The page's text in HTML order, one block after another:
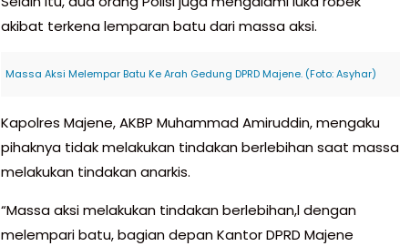
akibat terkena lemparan batu dari massa aksi.
Massa Aksi Melempar Batu Ke Arah Gedung DPRD Majene. (Foto: Asyhar)
Kapolres Majene, AKBP Muhammad Amiruddin, mengaku
pihaknya tidak melakukan tindakan berlebihan saat massa
melakukan tindakan anarkis.
“Massa aksi melakukan tindakan berlebihan,l dengan
melempari batu, bagian depan Kantor DPRD Majene